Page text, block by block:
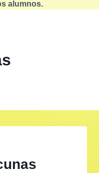
alumnos.